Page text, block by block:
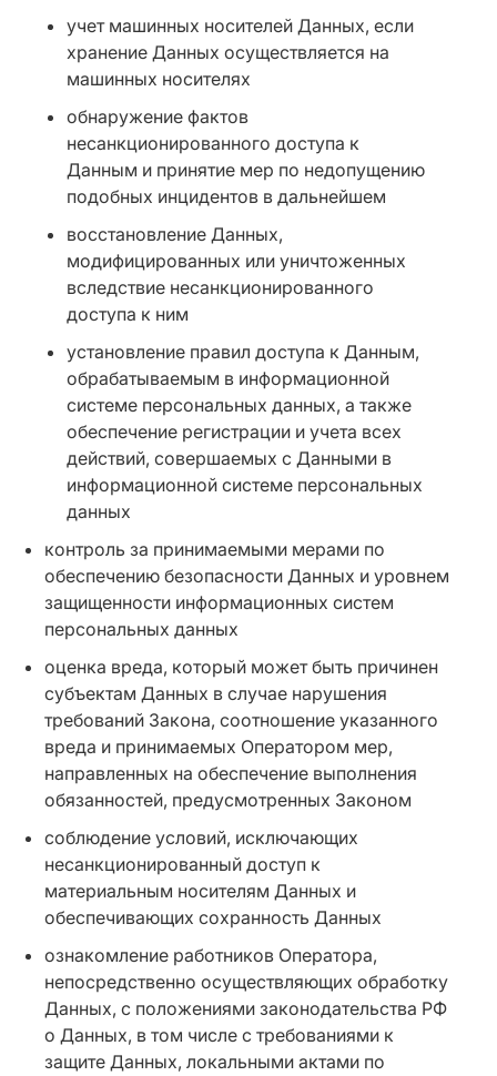
учет машинных носителей Данных, если
хранение Данных осуществляется на
машинных носителях
обнаружение фактов
несанкционированного доступа к
Данным и принятие мер по недопущению
подобных инцидентов в дальнейшем
восстановление Данных,
модифицированных или уничтоженных
вследствие несанкционированного
доступа к ним
установление правил доступа к Данным,
обрабатываемым в информационной
системе персональных данных, а также
обеспечение регистрации и учета всех
действий, совершаемых с Данными в
информационной системе персональных
данных
контроль за принимаемыми мерами по
обеспечению безопасности Данных и уровнем
защищенности информационных систем
персональных данных
оценка вреда, который может быть причинен
субъектам Данных в случае нарушения
требований Закона, соотношение указанного
вреда и принимаемых Оператором мер,
направленных на обеспечение выполнения
обязанностей, предусмотренных Законом
соблюдение условий, исключающих
несанкционированный доступ к
материальным носителям Данных и
обеспечивающих сохранность Данных
ознакомление работников Оператора,
непосредственно осуществляющих обработку
Данных, с положениями законодательства РФ
о Данных, в том числе с требованиями к
защите Данных, локальными актами по